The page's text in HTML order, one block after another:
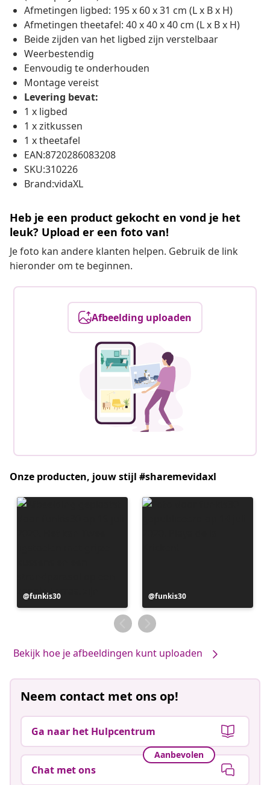
Afmetingen ligbed: 195 x 60 x 31 cm (L x B x H)
Afmetingen theetafel: 40 x 40 x 40 cm (L x B x H)
Beide zijden van het ligbed zijn verstelbaar
Weerbestendig
Eenvoudig te onderhouden
Montage vereist
Levering bevat:
1 x ligbed
1 x zitkussen
1 x theetafel
EAN:8720286083208
SKU:310226
Brand:vidaXL
Heb je een product gekocht en vond je het
leuk? Upload er een foto van!
Je foto kan andere klanten helpen. Gebruik de link
hieronder om te beginnen.
Afbeelding uploaden
Onze producten, jouw stijl #sharemevidaxl
Bericht
gepubliceerd
funkis30
Bericht
gepubliceerd
door
funkis30
Bekijk hoe je afbeeldingen kunt uploaden
Neem contact met ons op!
Ga naar het Hulpcentrum
Aanbevolen
Chat met ons